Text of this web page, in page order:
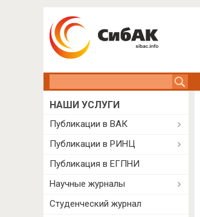
НАШИ УСЛУГИ
Публикации в ВАК
Публикации в РИНЦ
Публикация в ЕГПНИ
Научные журналы
Студенческий журнал